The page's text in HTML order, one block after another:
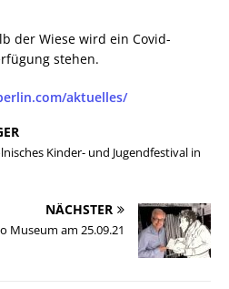
der Wiese wird ein Covid-
stehen.
aktuelles/
Kinder- und Jugendfestival in
NÄCHSTER
Museum am 25.09.21